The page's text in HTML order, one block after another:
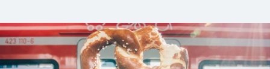
5 Snack-Geheimtipps unserer S-
Ein nicht ganz unwichtiger Standortfaktor für unseren